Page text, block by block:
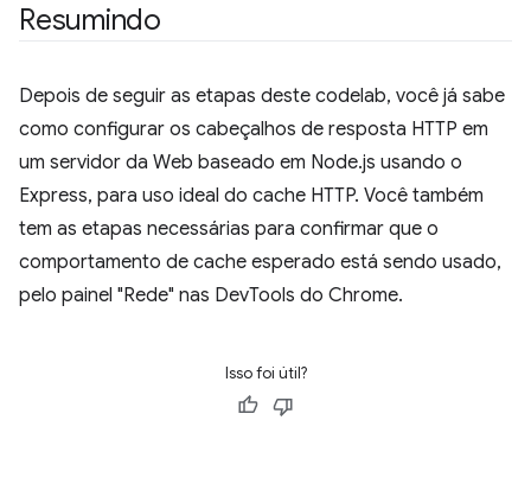
Resumindo
Depois de seguir as etapas deste codelab, você já sabe
como configurar os cabeçalhos de resposta HTTP em
um servidor da Web baseado em Node.js usando o
Express, para uso ideal do cache HTTP. Você também
tem as etapas necessárias para confirmar que o
comportamento de cache esperado está sendo usado,
pelo painel "Rede" nas DevTools do Chrome.
Isso foi útil?